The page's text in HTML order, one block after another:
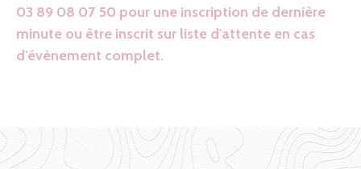
03 89 08 07 50 pour une inscription de dernière
minute ou être inscrit sur liste d'attente en cas
d'évènement complet.